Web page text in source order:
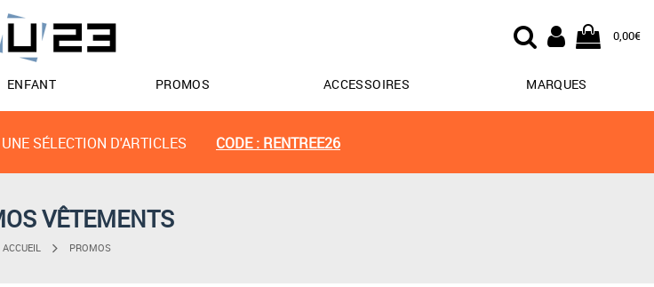
0,00€
ENFANT PROMOS ACCESSOIRES MARQUES
SÉLECTION D'ARTICLES CODE : RENTREE26
VÊTEMENTS
ACCUEIL PROMOS